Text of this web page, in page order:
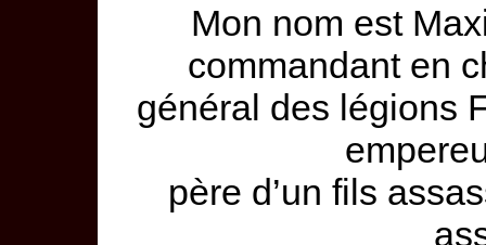
Mon nom est
commandant en
général des légions
père d’un fils